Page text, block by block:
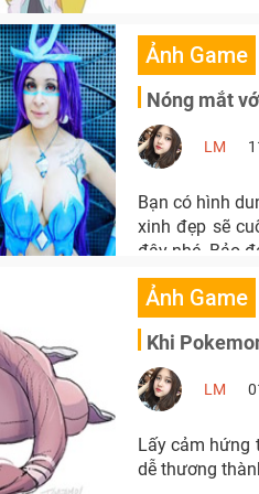
Ảnh Game
Nóng mắt
LM
Bạn có hình
xinh đẹp sẽ
đây nhé. Bảo
Ảnh Game
Khi
LM
Lấy cảm hứng
dễ thương